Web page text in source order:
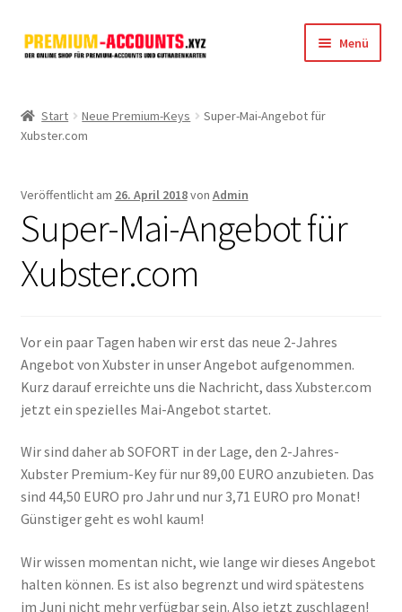
Zur
Navigation
Zum
Inhalt
Menü
Rapidgator
FileJoker
Depositfiles
TakeFile
Xubster
HotLink
Filespace
VipFile.cc
Start Neue Premium-Keys
Super-Mai-Angebot für
Xubster.com
Veröffentlicht am 26. April 2018von Admin
Super-Mai-Angebot für
Xubster.com
Vor ein paar Tagen haben wir erst das neue 2-Jahres
Angebot von Xubster in unser Angebot aufgenommen.
Kurz darauf erreichte uns die Nachricht, dass Xubster.com
jetzt ein spezielles Mai-Angebot startet.
Wir sind daher ab SOFORT in der Lage, den 2-Jahres-
Xubster Premium-Key für nur 89,00 EURO anzubieten. Das
sind 44,50 EURO pro Jahr und nur 3,71 EURO pro Monat!
Günstiger geht es wohl kaum!
Wir wissen momentan nicht, wie lange wir dieses Angebot
halten können. Es ist also begrenzt und wird spätestens
im Juni nicht mehr verfügbar sein. Also jetzt zuschlagen!